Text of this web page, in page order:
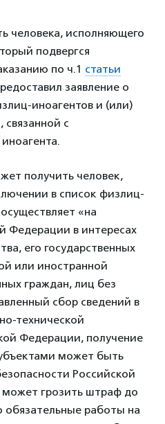
человека, исполняющего
подвергся
по ч.1 статьи
заявление о
иноагентов и (или)
связанной с
получить человек,
в список физлиц-
«на
Федерации в интересах
его государственных
или иностранной
граждан, лиц без
сбор сведений в
технической
Федерации, получение
может быть
Российской
грозить штраф до
обязательные работы на